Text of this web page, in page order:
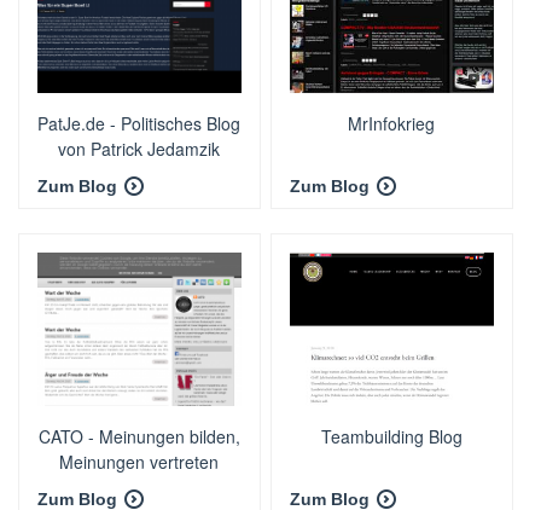
PatJe.de - Politisches Blog
von Patrick Jedamzik
Zum Blog
MrInfokrieg
Zum Blog
CATO - Meinungen bilden,
Meinungen vertreten
Zum Blog
Teambuilding Blog
Zum Blog